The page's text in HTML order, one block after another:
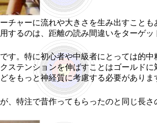
ャーに流れや大きさを生み出すことも
するのは、距離の読み間違いをターゲッ
す。特に初心者や中級者にとっては的中
ステンションを伸ばすことはゴールドに
もっと神経質に考慮する必要がありま
、特注で昔作ってもらったのと同じ長さ